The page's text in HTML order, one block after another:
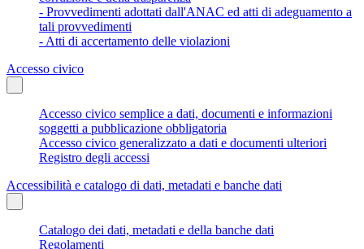
- Provvedimenti adottati dall'ANAC ed atti di adeguamento a
tali provvedimenti
- Atti di accertamento delle violazioni
Accesso civico
Accesso civico semplice a dati, documenti e informazioni
soggetti a pubblicazione obbligatoria
Accesso civico generalizzato a dati e documenti ulteriori
Registro degli accessi
Accessibilità e catalogo di dati, metadati e banche dati
Catalogo dei dati, metadati e della banche dati
Regolamenti